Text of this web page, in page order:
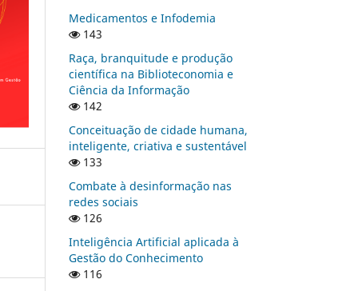
Medicamentos e Infodemia
143
Raça, branquitude e produção
científica na Biblioteconomia e
Ciência da Informação
142
Conceituação de cidade humana,
inteligente, criativa e sustentável
133
Combate à desinformação nas
redes sociais
126
Inteligência Artificial aplicada à
Gestão do Conhecimento
116